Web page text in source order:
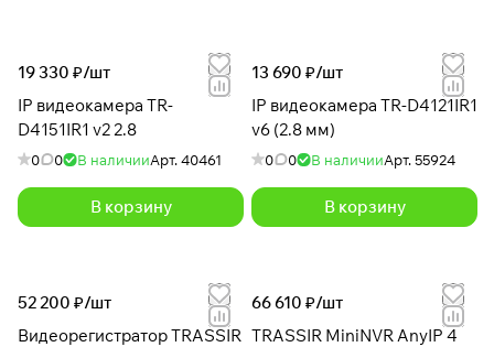
19 330 ₽/шт
IP видеокамера TR-
D4151IR1 v2 2.8
0 0 В наличииАрт.40461
В корзину
13 690 ₽/шт
IP видеокамера TR-D4121IR1
v6 (2.8 мм)
0 0 В наличииАрт.55924
В корзину
52 200 ₽/шт
Видеорегистратор TRASSIR
66 610 ₽/шт
TRASSIR MiniNVR AnyIP 4